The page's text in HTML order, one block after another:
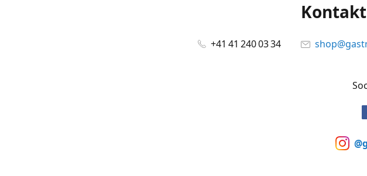
+41 41 240 03 34